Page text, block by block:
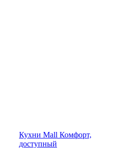
Кухни Mall Комфорт,
доступный